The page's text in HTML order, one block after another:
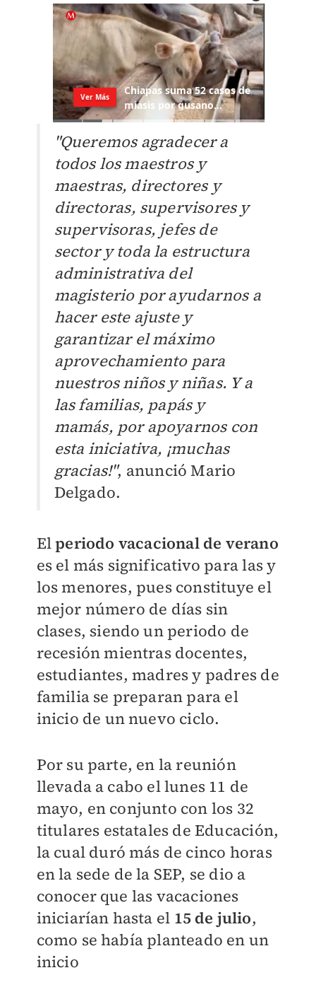
"Queremos agradecer a
todos los maestros y
maestras, directores y
directoras, supervisores y
supervisoras, jefes de
sector y toda la estructura
administrativa del
magisterio por ayudarnos a
hacer este ajuste y
garantizar el máximo
aprovechamiento para
nuestros niños y niñas. Y a
las familias, papás y
mamás, por apoyarnos con
esta iniciativa, ¡muchas
gracias!", anunció Mario
Delgado.
Elperiodo vacacional de verano
es el más significativo para las y
los menores, pues constituye el
mejor número de días sin
clases, siendo un periodo de
recesión mientras docentes,
estudiantes, madres y padres de
familia se preparan para el
inicio de un nuevo ciclo.
Por su parte, en la reunión
llevada a cabo el lunes 11 de
mayo, en conjunto con los 32
titulares estatales de Educación,
la cual duró más de cinco horas
en la sede de la SEP, se dio a
conocer que las vacaciones
iniciarían hasta el 15 de julio,
como se había planteado en un
inicio